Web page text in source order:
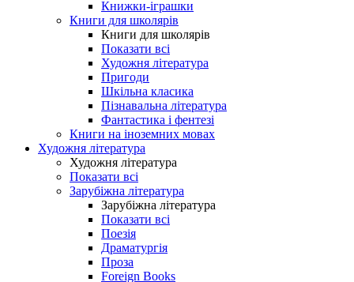
Книжки-іграшки
Книги для школярів
Книги для школярів
Показати всі
Художня література
Пригоди
Шкільна класика
Пізнавальна література
Фантастика і фентезі
Книги на іноземних мовах
Художня література
Художня література
Показати всі
Зарубіжна література
Зарубіжна література
Показати всі
Поезія
Драматургія
Проза
Foreign Books